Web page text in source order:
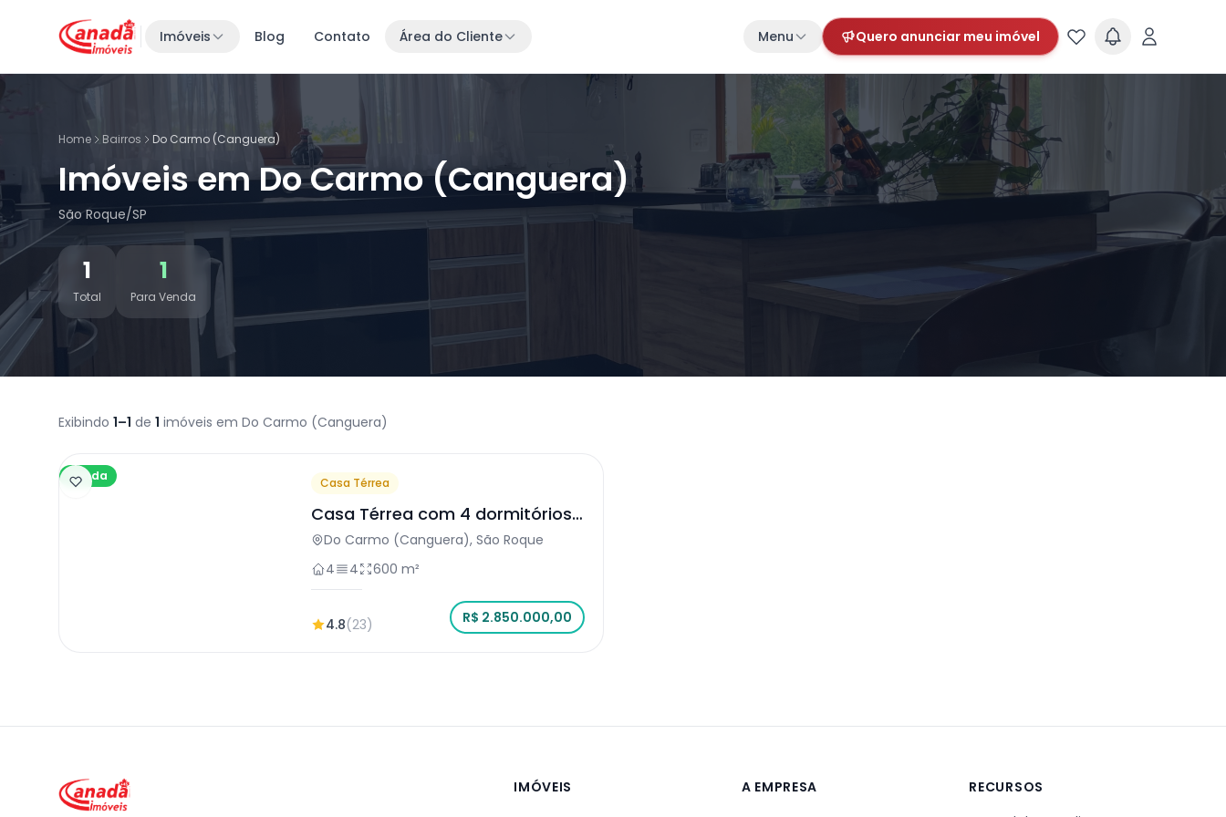
Imóveis Blog Contato Área do Cliente Menu Quero anunciar meu imóvel
Home Bairros Do Carmo (Canguera)
Imóveis em Do Carmo (Canguera)
São Roque/SP
1
Total
1
Para Venda
Exibindo 1–1 de 1 imóveis em Do Carmo (Canguera)
Venda Casa Térrea
Casa Térrea com 4 dormitórios
em São Roque
Do Carmo (Canguera), São Roque
4
4 600 m²
4.8(23) R$ 2.850.000,00
IMÓVEIS
A EMPRESA
RECURSOS